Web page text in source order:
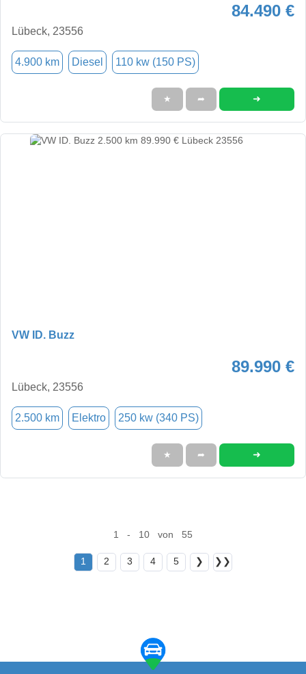
84.490 €
Lübeck, 23556
4.900 km Diesel 110 kw (150 PS)
★ ➦ ➜
VW ID. Buzz
89.990 €
Lübeck, 23556
2.500 km Elektro 250 kw (340 PS)
★ ➦ ➜
1 - 10 von 55
1 2 3 4 5 ❯ ❯❯